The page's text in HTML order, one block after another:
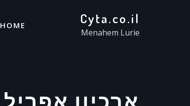
Cyta.co.il
Menahem Lurie
HOME